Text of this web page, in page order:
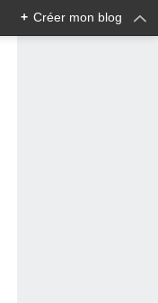
+ Créer mon blog